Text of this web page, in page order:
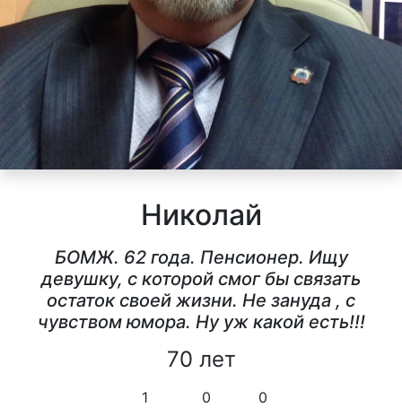
Николай
БОМЖ. 62 года. Пенсионер. Ищу
девушку, с которой смог бы связать
остаток своей жизни. Не зануда , с
чувством юмора. Ну уж какой есть!!!
70 лет
1 0 0